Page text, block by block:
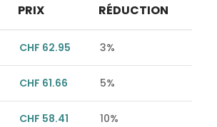
PRIX RÉDUCTION
CHF 62.95 3%
CHF 61.66 5%
CHF 58.41 10%